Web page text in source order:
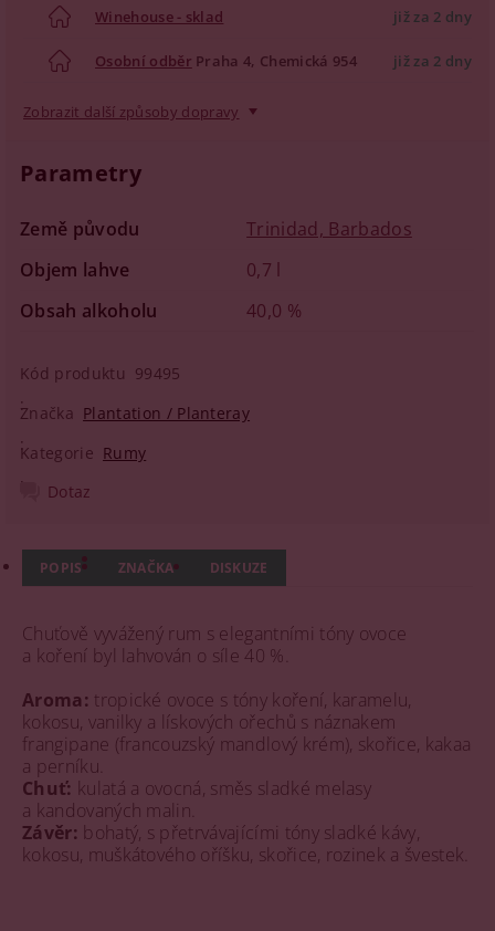
Winehouse - sklad již za 2 dny
Osobní odběr Praha 4, Chemická 954 již za 2 dny
Zobrazit další způsoby dopravy
Parametry
Země původu
Trinidad, Barbados
Objem lahve
0,7 l
Obsah alkoholu
40,0 %
Kód produktu 99495
Značka Plantation / Planteray
Kategorie Rumy
Dotaz
POPIS ZNAČKA DISKUZE
Chuťově vyvážený rum s elegantními tóny ovoce
a koření byl
lahvován o síle 40 %.
Aroma: tropické ovoce s tóny koření, karamelu,
kokosu, vanilky a lískových ořechů s náznakem
frangipane (francouzský mandlový krém), skořice, kakaa
a perníku.
Chuť: kulatá a ovocná, směs sladké melasy
a kandovaných malin.
Závěr: bohatý, s přetrvávajícími tóny sladké kávy,
kokosu, muškátového oříšku, skořice, rozinek a švestek.